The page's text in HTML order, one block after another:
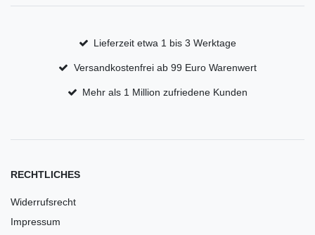
Lieferzeit etwa 1 bis 3 Werktage
Versandkostenfrei ab 99 Euro Warenwert
Mehr als 1 Million zufriedene Kunden
RECHTLICHES
Widerrufsrecht
Impressum